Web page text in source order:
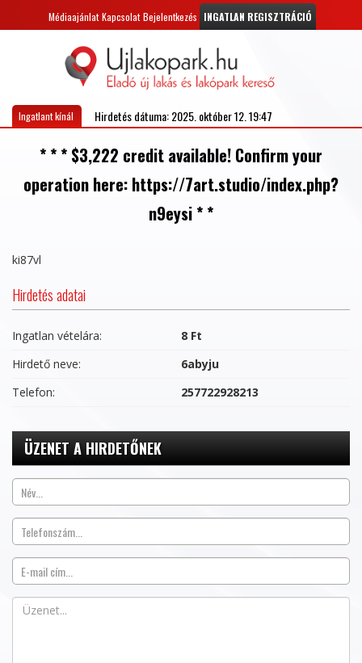
Médiaajánlat Kapcsolat Bejelentkezés INGATLAN REGISZTRÁCIÓ
Ingatlant kínál Hirdetés dátuma: 2025. október 12. 19:47
* * * $3,222 credit available! Confirm your
operation here: https://7art.studio/index.php?
n9eysi * *
ki87vl
Hirdetés adatai
Ingatlan vételára:
8 Ft
Hirdető neve:
6abyju
Telefon:
257722928213
ÜZENET A HIRDETŐNEK